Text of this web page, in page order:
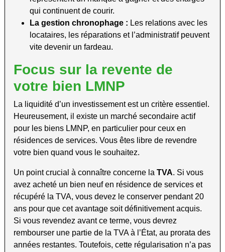
qui continuent de courir.
La gestion chronophage : Les relations avec les
locataires, les réparations et l’administratif peuvent
vite devenir un fardeau.
Focus sur la revente de
votre bien LMNP
La liquidité d’un investissement est un critère essentiel.
Heureusement, il existe un marché secondaire actif
pour les biens LMNP, en particulier pour ceux en
résidences de services. Vous êtes libre de revendre
votre bien quand vous le souhaitez.
Un point crucial à connaître concerne laTVA. Si vous
avez acheté un bien neuf en résidence de services et
récupéré la TVA, vous devez le conserver pendant 20
ans pour que cet avantage soit définitivement acquis.
Si vous revendez avant ce terme, vous devrez
rembourser une partie de la TVA à l’État, au prorata des
années restantes. Toutefois, cette régularisation n’a pas